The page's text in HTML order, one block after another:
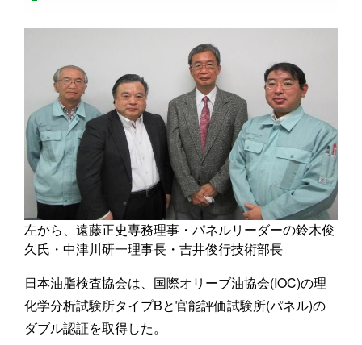
左から、遠藤正史専務理事・パネルリーダーの鈴木俊
久氏・中津川研一理事長・吉井俊行技術部長
日本油脂検査協会は、国際オリーブ油協会(IOC)の理
化学分析試験所タイプBと官能評価試験所(パネル)の
ダブル認証を取得した。